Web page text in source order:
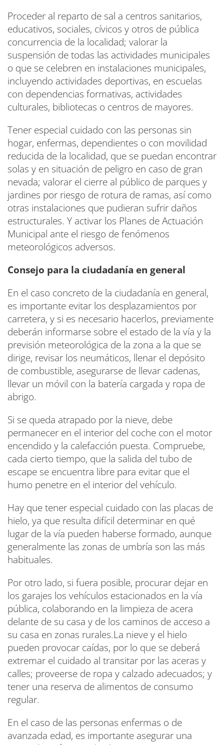
Proceder al reparto de sal a centros sanitarios,
educativos, sociales, cívicos y otros de pública
concurrencia de la localidad; valorar la
suspensión de todas las actividades municipales
o que se celebren en instalaciones municipales,
incluyendo actividades deportivas, en escuelas
con dependencias formativas, actividades
culturales, bibliotecas o centros de mayores.
Tener especial cuidado con las personas sin
hogar, enfermas, dependientes o con movilidad
reducida de la localidad, que se puedan encontrar
solas y en situación de peligro en caso de gran
nevada; valorar el cierre al público de parques y
jardines por riesgo de rotura de ramas, así como
otras instalaciones que pudieran sufrir daños
estructurales. Y activar los Planes de Actuación
Municipal ante el riesgo de fenómenos
meteorológicos adversos.
Consejo para la ciudadanía en general
En el caso concreto de la ciudadanía en general,
es importante evitar los desplazamientos por
carretera, y si es necesario hacerlos, previamente
deberán informarse sobre el estado de la vía y la
previsión meteorológica de la zona a la que se
dirige, revisar los neumáticos, llenar el depósito
de combustible, asegurarse de llevar cadenas,
llevar un móvil con la batería cargada y ropa de
abrigo.
Si se queda atrapado por la nieve, debe
permanecer en el interior del coche con el motor
encendido y la calefacción puesta. Compruebe,
cada cierto tiempo, que la salida del tubo de
escape se encuentra libre para evitar que el
humo penetre en el interior del vehículo.
Hay que tener especial cuidado con las placas de
hielo, ya que resulta difícil determinar en qué
lugar de la vía pueden haberse formado, aunque
generalmente las zonas de umbría son las más
habituales.
Por otro lado, si fuera posible, procurar dejar en
los garajes los vehículos estacionados en la vía
pública, colaborando en la limpieza de acera
delante de su casa y de los caminos de acceso a
su casa en zonas rurales.La nieve y el hielo
pueden provocar caídas, por lo que se deberá
extremar el cuidado al transitar por las aceras y
calles; proveerse de ropa y calzado adecuados; y
tener una reserva de alimentos de consumo
regular.
En el caso de las personas enfermas o de
avanzada edad, es importante asegurar una